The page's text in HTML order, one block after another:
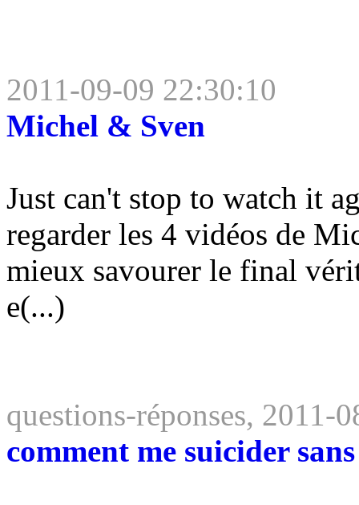
2011-09-09 22:30:10
Michel & Sven
Just can't stop to watch it
regarder les 4 vidéos de
mieux savourer le final
e(...)
questions-réponses, 2011-
comment me suicider